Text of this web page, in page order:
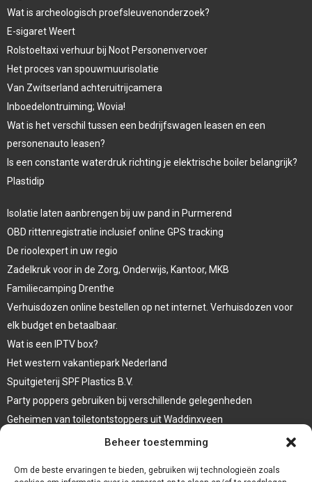
Beheer toestemming
Om de beste ervaringen te bieden, gebruiken wij technologieën zoals
Wat is archeologisch proefsleuvenonderzoek?
E-sigaret Weert
Rolstoeltaxi verhuur bij Noot Personenvervoer
Het proces van spouwmuurisolatie
Van Zwitserland achteruitrijcamera
Inboedelontruiming; Wovia!
Wat is het verschil tussen een bedrijfswagen leasen en een
personenauto leasen?
Is een constante waterdruk richting je elektrische boiler belangrijk?
Plastidip
Isolatie laten aanbrengen bij uw pand in Purmerend
OBD rittenregistratie inclusief online GPS tracking
De rioolexpert in uw regio
Zadelkruk voor in de Zorg, Onderwijs, Kantoor, MKB
Familiecamping Drenthe
Verhuisdozen online bestellen op net internet. Verhuisdozen voor
elk budget en betaalbaar.
Wat is een IPTV box?
Het western vakantiepark Nederland
Spuitgieterij SPF Plastics B.V.
Party poppers gebruiken bij verschillende gelegenheden
Geheimen van toiletontstoppers uit Waddinxveen
Vormen van terrasaankleding